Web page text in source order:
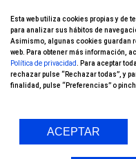
Esta web utiliza cookies propias y de
para analizar sus hábitos de
Asimismo, algunas cookies guardan
web. Para obtener más información,
Política de privacidad
. Para aceptar
rechazar pulse “Rechazar todas”, y
finalidad, pulse “Preferencias” o
ACEPTAR